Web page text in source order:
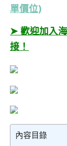
單價位)
➤ 歡迎加入
接！
內容目錄